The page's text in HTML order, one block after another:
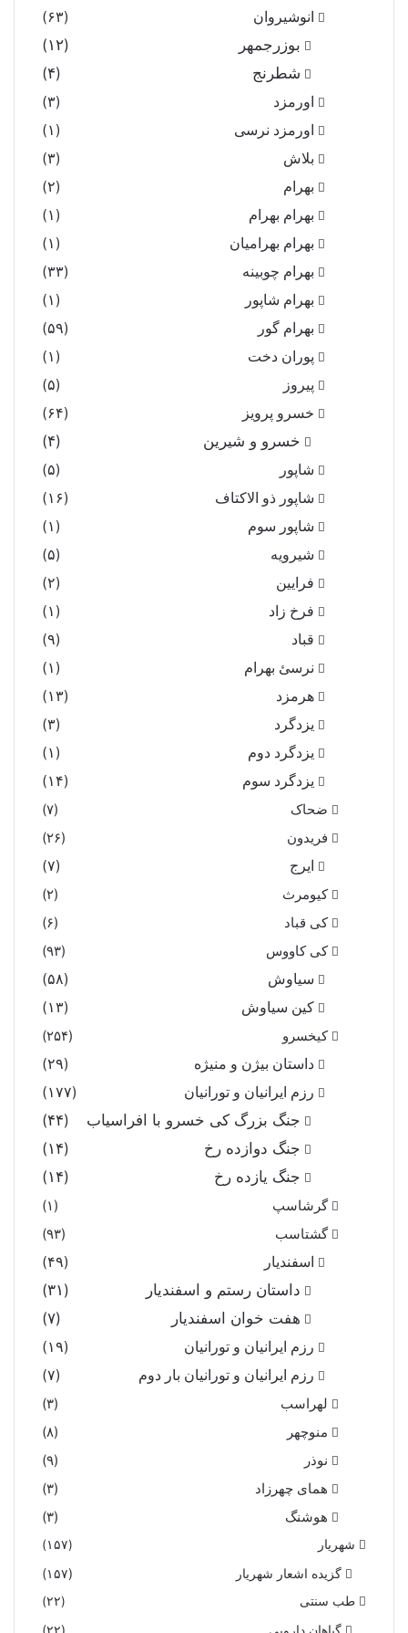
انوشیروان
(۶۳)
بوزرجمهر
(۱۲)
شطرنج
(۴)
اورمزد
(۳)
اورمزد نرسى‏
(۱)
بلاش
(۳)
بهرام
(۲)
بهرام بهرام
(۱)
بهرام بهرامیان‏
(۱)
بهرام چوبینه
(۳۳)
بهرام شاپور
(۱)
بهرام گور
(۵۹)
پوران دخت
(۱)
پیروز
(۵)
خسرو پرویز
(۶۴)
خسرو و شیرین (۴)
شاپور
(۵)
شاپور ذو الاکتاف
(۱۶)
شاپور سوم‏
(۱)
شیرویه
(۵)
فرایین
(۲)
فرخ زاد
(۱)
قباد
(۹)
نرسئ بهرام‏
(۱)
هرمزد
(۱۳)
یزدگرد
(۳)
یزدگرد دوم
(۱)
یزدگرد سوم
(۱۴)
ضحاک
(۷)
فریدون
(۲۶)
ایرج
(۷)
کیومرث
(۲)
کی قباد
(۶)
کی کاووس
(۹۳)
سیاوش
(۵۸)
کین سیاوش
(۱۳)
کیخسرو
(۲۵۴)
داستان بیژن و منیژه
(۲۹)
رزم ایرانیان و تورانیان
(۱۷۷)
جنگ بزرگ کی خسرو با افراسیاب
(۴۴)
جنگ دوازده رخ
(۱۴)
جنگ یازده رخ
(۱۴)
گرشاسپ
(۱)
گشتاسب
(۹۳)
اسفندیار
(۴۹)
داستان رستم و اسفندیار
(۳۱)
هفت خوان اسفندیار
(۷)
رزم ایرانیان و تورانیان
(۱۹)
رزم ایرانیان و تورانیان بار دوم
(۷)
لهراسب
(۳)
منوچهر
(۸)
نوذر
(۹)
هماى چهرزاد
(۳)
هوشنگ
(۳)
شهریار (۱۵۷)
گزیده اشعار شهریار (۱۵۷)
طب سنتی (۲۲)